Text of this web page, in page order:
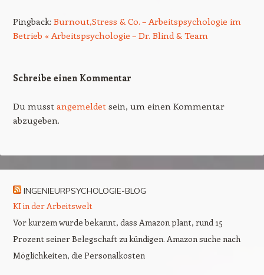
Pingback: Burnout,Stress & Co. – Arbeitspsychologie im
Betrieb « Arbeitspsychologie – Dr. Blind & Team
Schreibe einen Kommentar
Du musst angemeldetsein, um einen Kommentar
abzugeben.
INGENIEURPSYCHOLOGIE-BLOG
KI in der Arbeitswelt
Vor kurzem wurde bekannt, dass Amazon plant, rund 15
Prozent seiner Belegschaft zu kündigen. Amazon suche nach
Möglichkeiten, die Personalkosten